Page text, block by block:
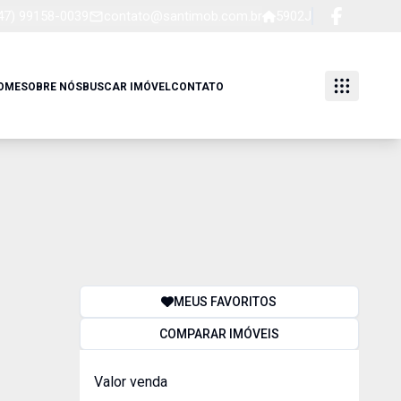
SOBRE NÓSBUSCAR IMÓVELCONTATO
MEUS FAVORITOS
COMPARAR IMÓVEIS
Valor venda